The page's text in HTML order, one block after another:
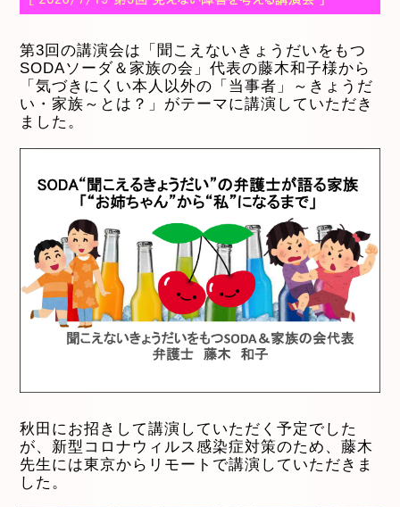
第3回の講演会は「聞こえないきょうだいをもつ
SODAソーダ＆家族の会」代表の藤木和子様から
「気づきにくい本人以外の「当事者」～きょうだ
い・家族～とは？」がテーマに講演していただき
ました。
秋田にお招きして講演していただく予定でした
が、新型コロナウィルス感染症対策のため、藤木
先生には東京からリモートで講演していただきま
した。